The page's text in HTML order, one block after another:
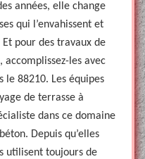
années, elle change
qui l’envahissent et
pour des travaux de
les avec
le 88210. Les équipes
de terrasse à
dans ce domaine
Depuis qu’elles
utilisent toujours de